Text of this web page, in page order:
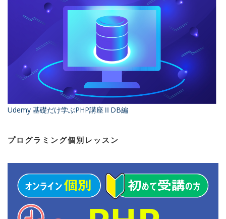
Udemy 基礎だけ学ぶPHP講座ⅡDB編
プログラミング個別レッスン